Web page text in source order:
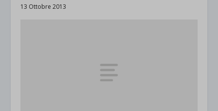
13 Ottobre 2013